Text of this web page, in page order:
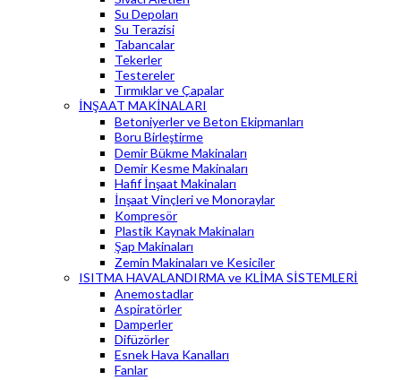
Su Depoları
Su Terazisi
Tabancalar
Tekerler
Testereler
Tırmıklar ve Çapalar
İNŞAAT MAKİNALARI
Betoniyerler ve Beton Ekipmanları
Boru Birleştirme
Demir Bükme Makinaları
Demir Kesme Makinaları
Hafif İnşaat Makinaları
İnşaat Vinçleri ve Monoraylar
Kompresör
Plastik Kaynak Makinaları
Şap Makinaları
Zemin Makinaları ve Kesiciler
ISITMA HAVALANDIRMA ve KLİMA SİSTEMLERİ
Anemostadlar
Aspiratörler
Damperler
Difüzörler
Esnek Hava Kanalları
Fanlar